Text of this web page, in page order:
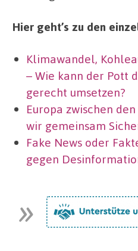
Hier geht’s zu den
Klimawandel,
– Wie kann der Pott
gerecht umsetzen?
Europa zwischen
wir gemeinsam
Fake News oder
gegen